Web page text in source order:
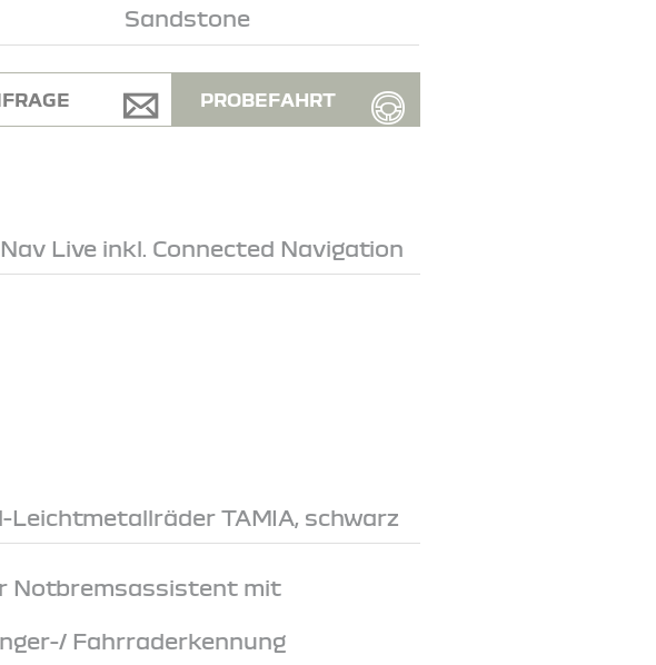
Sandstone
PROBEFAHRT
Live inkl. Connected Navigation
Leichtmetallräder TAMIA, schwarz
Notbremsassistent mit
Fahrraderkennung